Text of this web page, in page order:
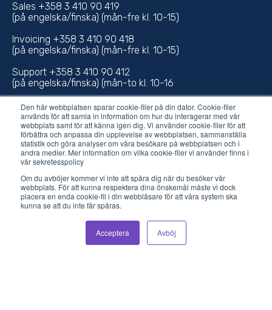
Den här webbplatsen sparar cookie-filer på din dator. Cookie-filer
används för att samla in information om hur du interagerar med vår
webbplats samt för att känna igen dig. Vi använder cookie-filer för att
förbättra och anpassa din upplevelse av webbplatsen, sammanställa
statistik och göra analyser om våra besökare på webbplatsen och i
andra medier. Mer information om vilka cookie-filer vi använder finns i
vår sekretesspolicy
Om du avböjer kommer vi inte att spåra dig när du besöker vår
webbplats. För att kunna respektera dina önskemål måste vi dock
placera en enda cookie-fil i din webbläsare för att våra system ska
kunna se att du inte får spåras.
Acceptera Avböj
Sales +358 3 410 90 419
(på engelska/finska) (mån-fre kl. 10-15)
Invoicing +358 3 410 90 418
(på engelska/finska) (mån-fre kl. 10-15)
Support +358 3 410 90 412
(på engelska/finska) (mån-to kl. 10-16
E-post
support@vilkasgroup.com
sales@vilkasgroup.com